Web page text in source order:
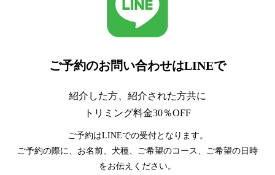
ご予約のお問い合わせはLINEで
紹介した方、紹介された方共に
トリミング料金30％OFF
ご予約はLINEでの受付となります。
ご予約の際に、お名前、犬種、ご希望のコース、ご希望の日時
をお伝えください。